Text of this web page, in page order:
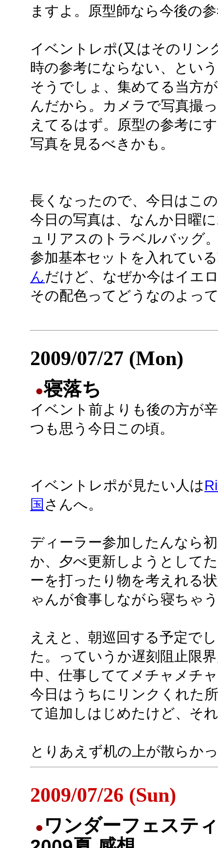
ますよ。原型師なら今後の
イベントレポ(又はそのリン
時の参考にならない、とい
そうでしょ、集めてる当方
んだから。カメラで写真撮
えてるはず。原型の参考に
写真を見るべきかも。
長くなったので、今日はこ
今日の写真は、なんか日曜
ュリアスのトラベルバッグ
参加基本セットを入れてい
んだけど、なぜか今はイエ
その配色ってどうなのよっ
2009/07/27 (Mon)
●寝落ち
イベント前よりも後の方が
つも思う今日この頃。
イベントレポが見たい人は
国 さんへ。
ディーラー参加したんなら
か、夕べ更新しようとして
ーを打ったり物を考えれる
ゃんが食事しながら寝ちゃ
ええと、朝巡回する予定で
た。っていうか遅刻阻止限
中、仕事しててメチャメチ
今日はうちにリンクくれた
て追加しはじめたけど、そ
とりあえず机の上が散らか
2009/07/26 (Sun)
● ワンダーフェステ